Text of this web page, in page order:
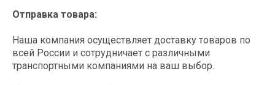
Отправка товара:
Наша компания осуществляет доставку товаров по
всей России и сотрудничает с различными
транспортными компаниями на ваш выбор.